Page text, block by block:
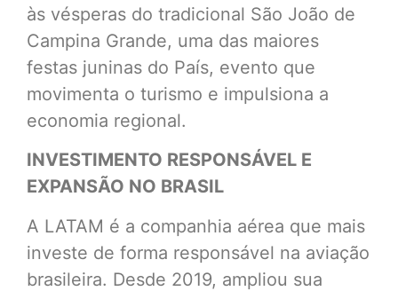
às vésperas do tradicional São João de
Campina Grande, uma das maiores
festas juninas do País, evento que
movimenta o turismo e impulsiona a
economia regional.
INVESTIMENTO RESPONSÁVEL E
EXPANSÃO NO BRASIL
A LATAM é a companhia aérea que mais
investe de forma responsável na aviação
brasileira. Desde 2019, ampliou sua